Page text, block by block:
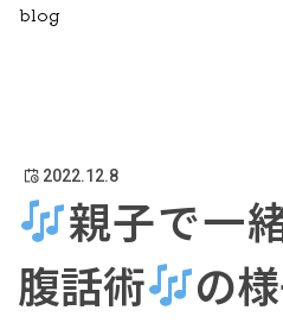
blog
2022.12.8
親子で一
腹話術
の